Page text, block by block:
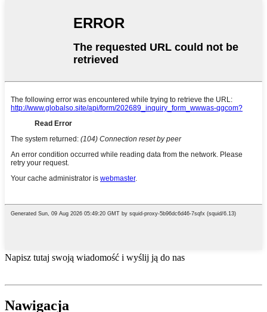
Napisz tutaj swoją wiadomość i wyślij ją do nas
Nawigacja